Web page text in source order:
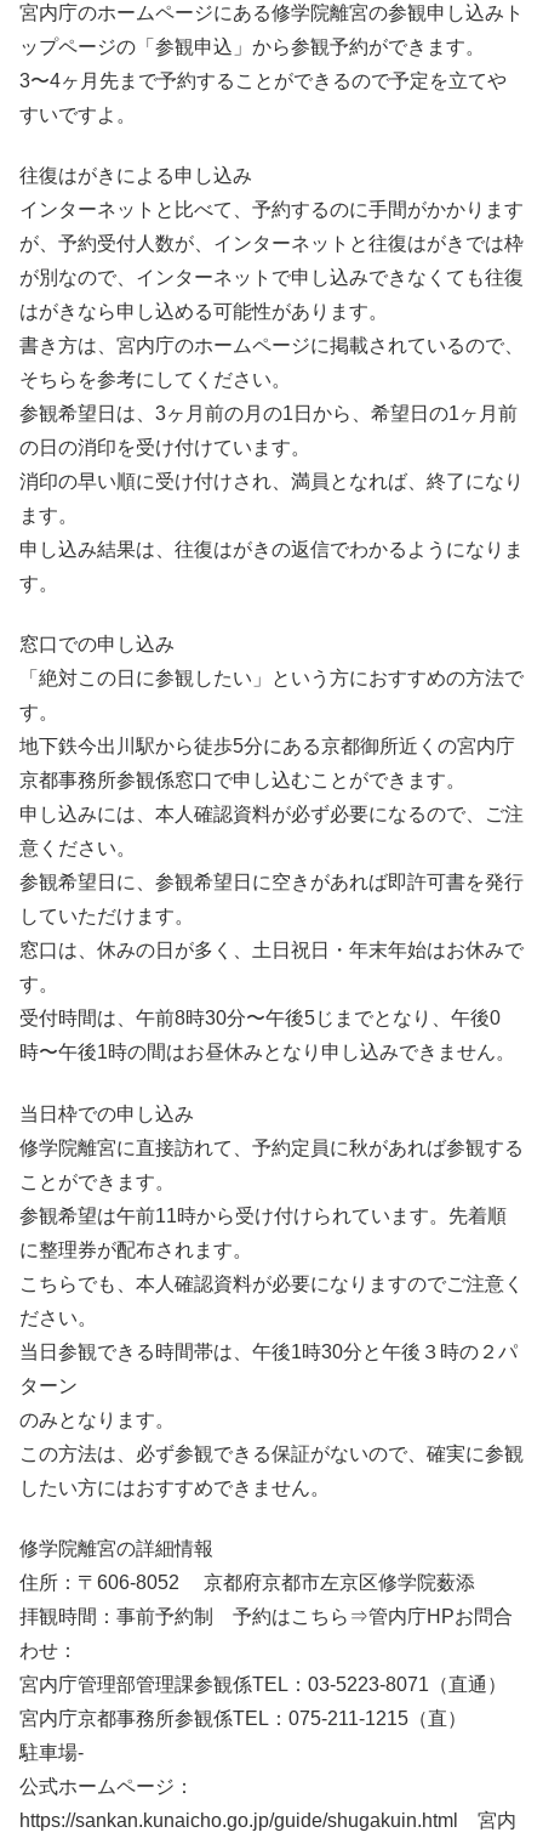
宮内庁のホームページにある修学院離宮の参観申し込みト
ップページの「参観申込」から参観予約ができます。
3〜4ヶ月先まで予約することができるので予定を立てや
すいですよ。
往復はがきによる申し込み
インターネットと比べて、予約するのに手間がかかります
が、予約受付人数が、インターネットと往復はがきでは枠
が別なので、インターネットで申し込みできなくても往復
はがきなら申し込める可能性があります。
書き方は、宮内庁のホームページに掲載されているので、
そちらを参考にしてください。
参観希望日は、3ヶ月前の月の1日から、希望日の1ヶ月前
の日の消印を受け付けています。
消印の早い順に受け付けされ、満員となれば、終了になり
ます。
申し込み結果は、往復はがきの返信でわかるようになりま
す。
窓口での申し込み
「絶対この日に参観したい」という方におすすめの方法で
す。
地下鉄今出川駅から徒歩5分にある京都御所近くの宮内庁
京都事務所参観係窓口で申し込むことができます。
申し込みには、本人確認資料が必ず必要になるので、ご注
意ください。
参観希望日に、参観希望日に空きがあれば即許可書を発行
していただけます。
窓口は、休みの日が多く、土日祝日・年末年始はお休みで
す。
受付時間は、午前8時30分〜午後5じまでとなり、午後0
時〜午後1時の間はお昼休みとなり申し込みできません。
当日枠での申し込み
修学院離宮に直接訪れて、予約定員に秋があれば参観する
ことができます。
参観希望は午前11時から受け付けられています。先着順
に整理券が配布されます。
こちらでも、本人確認資料が必要になりますのでご注意く
ださい。
当日参観できる時間帯は、午後1時30分と午後３時の２パ
ターン
のみとなります。
この方法は、必ず参観できる保証がないので、確実に参観
したい方にはおすすめできません。
修学院離宮の詳細情報
住所：〒606-8052 京都府京都市左京区修学院薮添
拝観時間：事前予約制 予約はこちら⇒管内庁HPお問合
わせ：
宮内庁管理部管理課参観係TEL：03-5223-8071（直通）
宮内庁京都事務所参観係TEL：075-211-1215（直）
駐車場-
公式ホームページ：
https://sankan.kunaicho.go.jp/guide/shugakuin.html 宮内